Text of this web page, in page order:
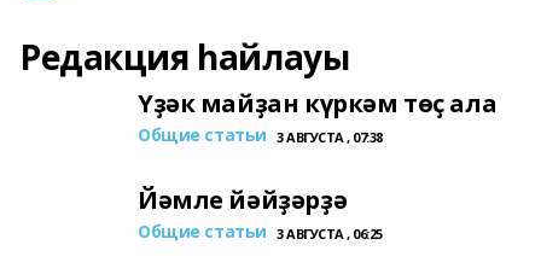
Редакция һайлауы
Үҙәк майҙан күркәм төҫ ала
Общие статьи 3 АВГУСТА , 07:38
Йәмле йәйҙәрҙә
Общие статьи 3 АВГУСТА , 06:25